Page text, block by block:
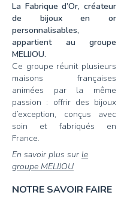
La Fabrique d’Or, créateur
de bijoux en or
personnalisables,
appartient au groupe
MELIJOU.
Ce groupe réunit plusieurs
maisons françaises
animées par la même
passion : offrir des bijoux
d’exception, conçus avec
soin et fabriqués en
France.
En savoir plus sur le
groupe MELIJOU
NOTRE SAVOIR FAIRE